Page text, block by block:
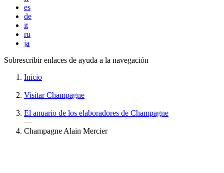
es
de
it
ru
ja
Sobrescribir enlaces de ayuda a la navegación
Inicio
—
Visitar Champagne
—
El anuario de los elaboradores de Champagne
—
Champagne Alain Mercier